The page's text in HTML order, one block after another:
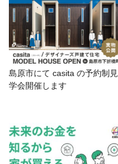
島原市にて casita の予約制見
学会開催します